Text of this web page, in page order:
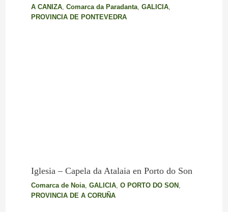
A CANIZA, Comarca da Paradanta, GALICIA,
PROVINCIA DE PONTEVEDRA
Iglesia – Capela da Atalaia en Porto do Son
Comarca de Noia, GALICIA, O PORTO DO SON,
PROVINCIA DE A CORUÑA